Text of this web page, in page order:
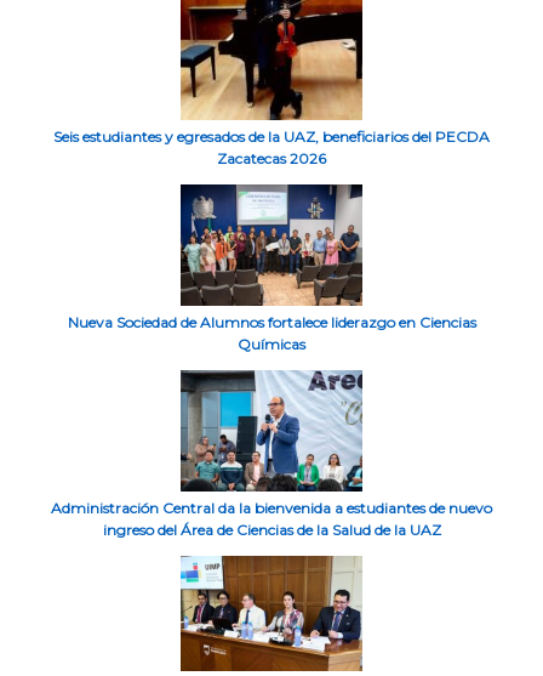
Seis estudiantes y egresados de la UAZ, beneficiarios del PECDA
Zacatecas 2026
Nueva Sociedad de Alumnos fortalece liderazgo en Ciencias
Químicas
Administración Central da la bienvenida a estudiantes de nuevo
ingreso del Área de Ciencias de la Salud de la UAZ